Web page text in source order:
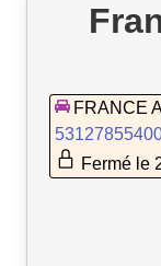
FRANCE
Fermé le